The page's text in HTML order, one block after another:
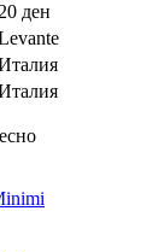
20 ден